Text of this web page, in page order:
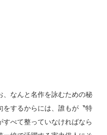
なんと名作を詠むための秘
するからには、誰もが〝特
べて整っていなければなら